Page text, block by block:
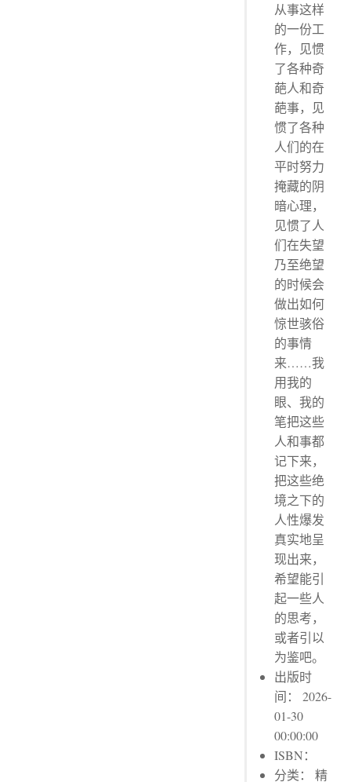
从事这样
的一份工
作，见惯
了各种奇
葩人和奇
葩事，见
惯了各种
人们的在
平时努力
掩藏的阴
暗心理，
见惯了人
们在失望
乃至绝望
的时候会
做出如何
惊世骇俗
的事情
来……我
用我的
眼、我的
笔把这些
人和事都
记下来，
把这些绝
境之下的
人性爆发
真实地呈
现出来，
希望能引
起一些人
的思考，
或者引以
为鉴吧。
出版时
间： 2026-
01-30
00:00:00
ISBN：
分类： 精